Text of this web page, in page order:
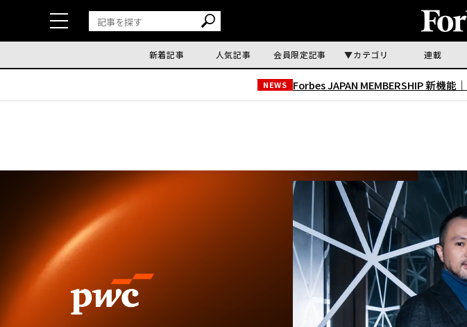
新着記事 人気記事 会員限定記事 カテゴリ 連載
NEWS Forbes JAPAN MEMBERSHIP 新機能｜